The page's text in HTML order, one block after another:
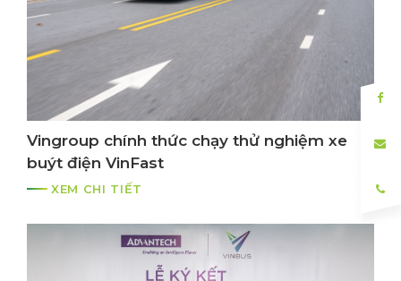
Vingroup chính thức chạy thử nghiệm xe
buýt điện VinFast
XEM CHI TIẾT